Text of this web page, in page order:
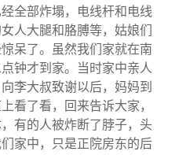
全部炸塌，电线杆和电线
人大腿和胳膊等，姑娘们
呆了。虽然我们家就在南
钟才到家。当时家中亲人
李大叔致谢以后，妈妈到
看了看，回来告诉大家，
有的人被炸断了脖子，头
家中，只是正院房东的后